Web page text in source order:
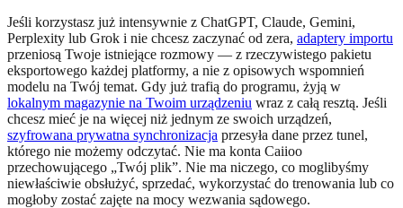
Jeśli korzystasz już intensywnie z ChatGPT, Claude, Gemini,
Perplexity lub Grok i nie chcesz zaczynać od zera, adaptery importu
przeniosą Twoje istniejące rozmowy — z rzeczywistego pakietu
eksportowego każdej platformy, a nie z opisowych wspomnień
modelu na Twój temat. Gdy już trafią do programu, żyją w
lokalnym magazynie na Twoim urządzeniu wraz z całą resztą. Jeśli
chcesz mieć je na więcej niż jednym ze swoich urządzeń,
szyfrowana prywatna synchronizacja przesyła dane przez tunel,
którego nie możemy odczytać. Nie ma konta Caiioo
przechowującego „Twój plik”. Nie ma niczego, co moglibyśmy
niewłaściwie obsłużyć, sprzedać, wykorzystać do trenowania lub co
mogłoby zostać zajęte na mocy wezwania sądowego.